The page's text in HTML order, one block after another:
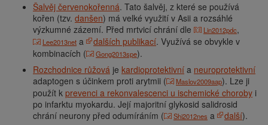
Šalvěj červenokořenná. Tato šalvěj, z které se používá
kořen (tzv. danšen) má velké využití v Asii a rozsáhlé
výzkumné zázemí. Před mrtvicí chrání dle
Lin2012pdc,
Lee2013net a dalších publikací. Využívá se obvykle v
kombinacích (
Gong2013spe).
Rozchodnice růžová je kardioprotektivní a neuroprotektivní
adaptogen s účinkem proti arytmii (
Maslov2009aap). Lze ji
použít k prevenci a rekonvalescenci u ischemické choroby i
po infarktu myokardu. Její majoritní glykosid salidrosid
chrání neurony před odumíráním (
Shi2012nes a další).